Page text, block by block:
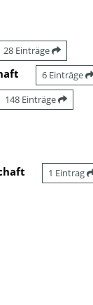
28 Einträge
6 Einträge
148 Einträge
1 Eintrag